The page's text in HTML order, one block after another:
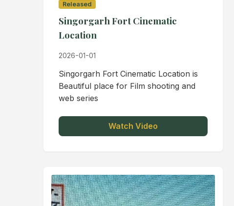
Released
Singorgarh Fort Cinematic
Location
2026-01-01
Singorgarh Fort Cinematic Location is
Beautiful place for Film shooting and
web series
Watch Video